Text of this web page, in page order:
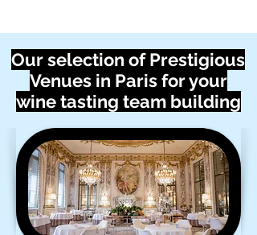
Our selection of Prestigious
Venues in Paris for your
wine tasting team building